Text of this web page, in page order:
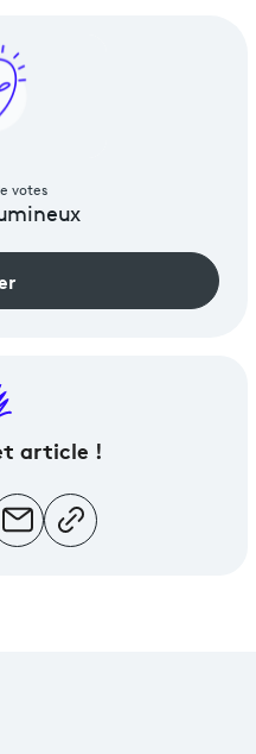
votes
article !